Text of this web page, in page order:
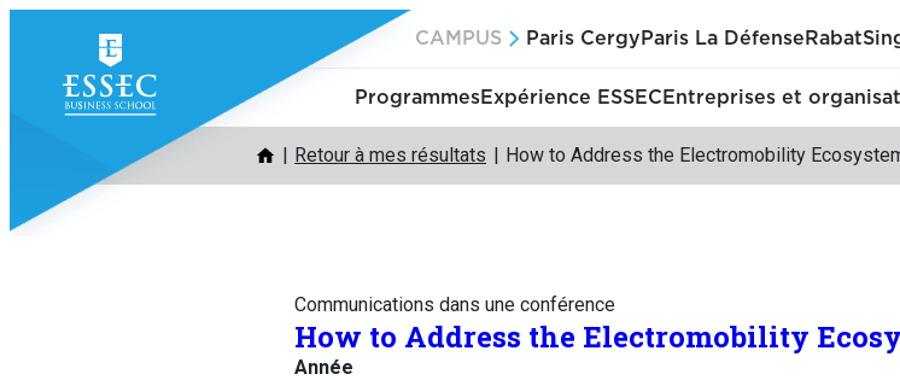
contenu
CAMPUS Paris Cergy Paris La Défense Rabat
ProgrammesExpérience ESSEC Entreprises et
Retour à mes résultats How to Address the Electromobility
Communications dans une conférence
How to Address the Electromobility
Année